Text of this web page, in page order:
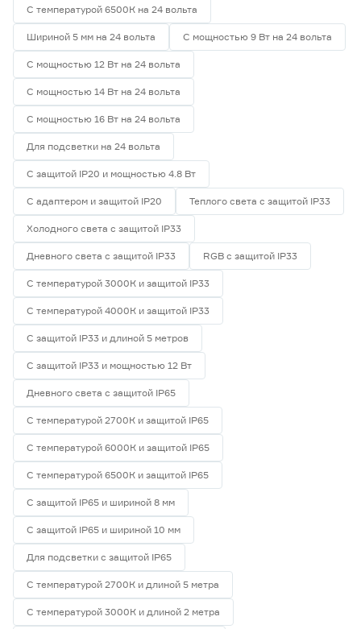
С температурой 6500К на 24 вольта
Шириной 5 мм на 24 вольта С мощностью 9 Вт на 24 вольта
С мощностью 12 Вт на 24 вольта
С мощностью 14 Вт на 24 вольта
С мощностью 16 Вт на 24 вольта
Для подсветки на 24 вольта
С защитой IP20 и мощностью 4.8 Вт
С адаптером и защитой IP20 Теплого света с защитой IP33
Холодного света с защитой IP33
Дневного света с защитой IP33 RGB с защитой IP33
С температурой 3000К и защитой IP33
С температурой 4000К и защитой IP33
С защитой IP33 и длиной 5 метров
С защитой IP33 и мощностью 12 Вт
Дневного света с защитой IP65
С температурой 2700К и защитой IP65
С температурой 6000К и защитой IP65
С температурой 6500К и защитой IP65
С защитой IP65 и шириной 8 мм
С защитой IP65 и шириной 10 мм
Для подсветки с защитой IP65
С температурой 2700К и длиной 5 метра
С температурой 3000К и длиной 2 метра